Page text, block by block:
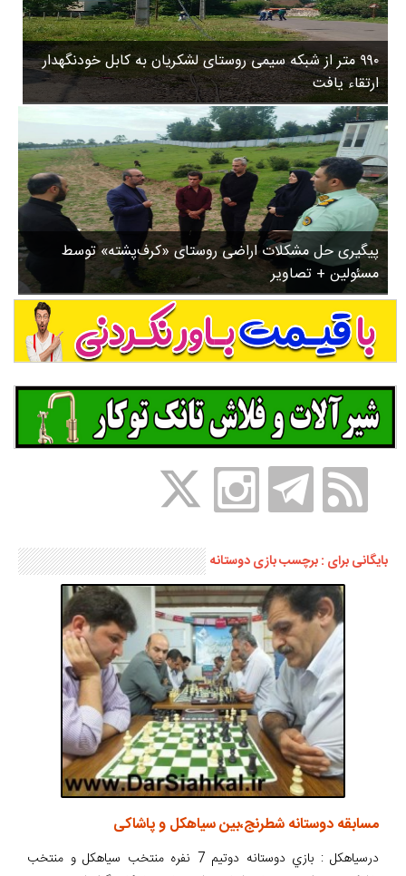
روستاها
ورزشی
سیاسی
چندرسانه ای
مسیر گردشگری دیلمان
درباره ما
۹۹۰ متر از شبکه سیمی روستای لشکریان به کابل خودنگهدار
ارتقاء یافت
پیگیری حل مشکلات اراضی روستای «کرف‌پشته» توسط
مسئولین + تصاویر
۳
۵
۸
ب
ا
ز
ن
ش
س
ت
ش
د
.
بایگانی برای : برچسب بازی دوستانه
مسابقه دوستانه شطرنج،بین سیاهکل و پاشاکی
درسیاهکل : بازي دوستانه دوتيم 7 نفره منتخب سياهکل و منتخب